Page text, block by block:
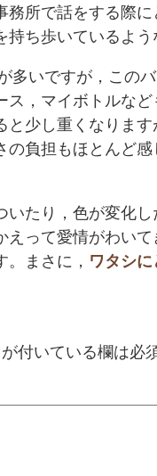
所で話をする際
ち歩いているよう
多いですが，この
，マイボトルな
少し重くなりま
負担もほとんど感
たり，色が変化
えって愛情がわい
まさに， ワタシ
が付いている欄は必